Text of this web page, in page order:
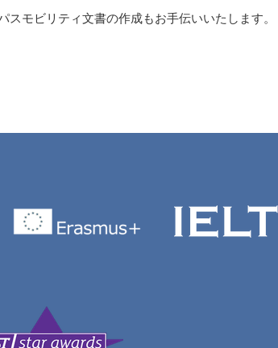
モビリティ文書の作成もお手伝いいたします。